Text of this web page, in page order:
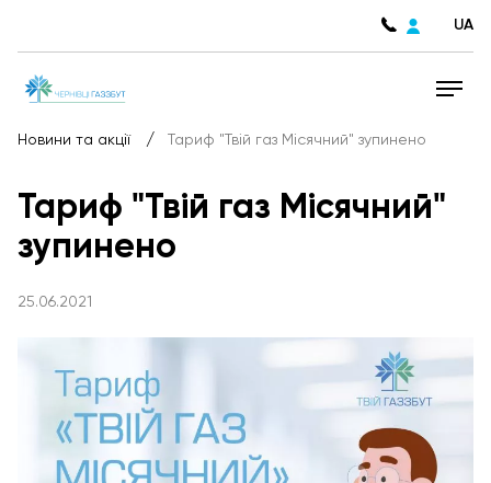
UA
Новини та акції / Тариф "Твій газ Місячний" зупинено
Тариф "Твій газ Місячний"
зупинено
25.06.2021